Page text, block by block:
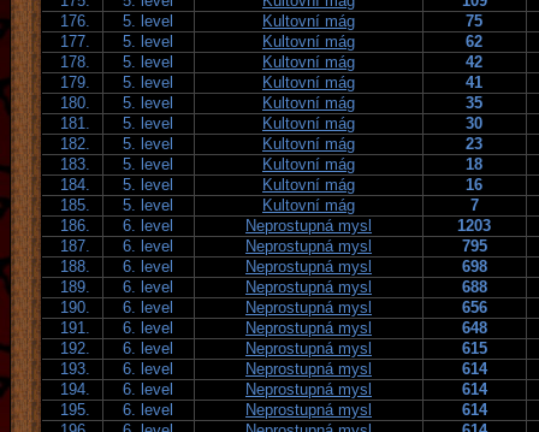
176.
5. level Kultovní mág
75
177.
5. level Kultovní mág
62
178.
5. level Kultovní mág
42
179.
5. level Kultovní mág
41
180.
5. level Kultovní mág
35
181.
5. level Kultovní mág
30
182.
5. level Kultovní mág
23
183.
5. level Kultovní mág
18
184.
5. level Kultovní mág
16
185.
5. level Kultovní mág
7
186.
6. level Neprostupná mysl
1203
187.
6. level Neprostupná mysl
795
188.
6. level Neprostupná mysl
698
189.
6. level Neprostupná mysl
688
190.
6. level Neprostupná mysl
656
191.
6. level Neprostupná mysl
648
192.
6. level Neprostupná mysl
615
193.
6. level Neprostupná mysl
614
194.
6. level Neprostupná mysl
614
195.
6. level Neprostupná mysl
614